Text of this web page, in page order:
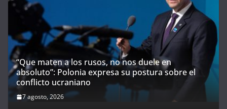
“Que maten a los rusos, no nos duele en
absoluto”: Polonia expresa su postura sobre el
conflicto ucraniano
7 agosto, 2026